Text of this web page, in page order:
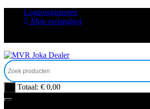
Login/registreren
Mijn verlanglijst
Totaal: € 0,00